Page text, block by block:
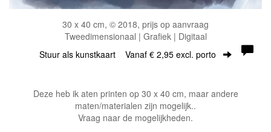
30 x 40 cm, © 2018, prijs op aanvraag
Tweedimensionaal | Grafiek | Digitaal
Stuur als kunstkaart Vanaf € 2,95 excl. porto
Deze heb ik aten printen op 30 x 40 cm, maar andere
maten/materialen zijn mogelijk..
Vraag naar de mogelijkheden.